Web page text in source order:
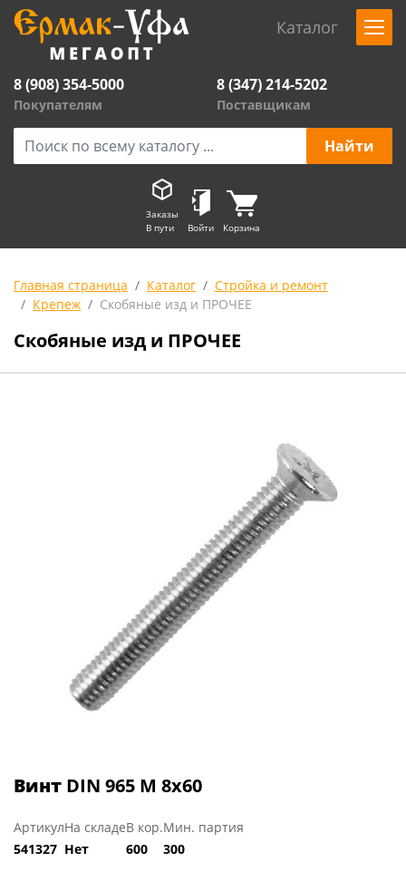
Каталог
8 (908) 354-5000
Покупателям
8 (347) 214-5202
Поставщикам
Заказы
В пути
Войти Корзина
Главная страница Каталог
Стройка и ремонт
Крепеж
Скобяные изд и ПРОЧЕЕ
Скобяные изд и ПРОЧЕЕ
Винт DIN 965 М 8х60
Артикул
541327
На складе
Нет
В кор.
600
Мин. партия
300